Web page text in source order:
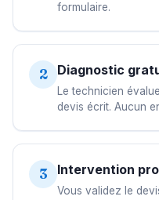
formulaire.
2 Diagnostic
Le technicien
devis écrit. Aucun
3 Intervention
Vous validez le